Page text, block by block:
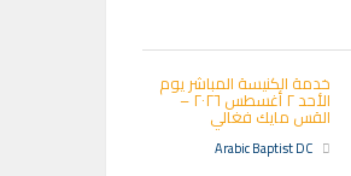
خدمة الكنيسة المباشر يوم
الأحد ٢ أغسطس ٢٠٢٦ –
القس مايك فغالي
Arabic Baptist DC